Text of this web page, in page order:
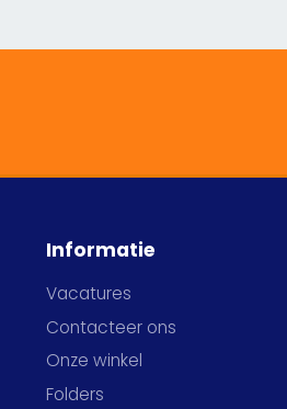
Informatie
Vacatures
Contacteer ons
Onze winkel
Folders